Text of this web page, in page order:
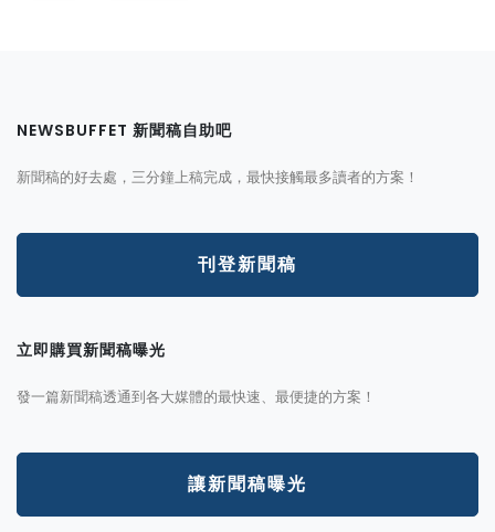
NEWSBUFFET 新聞稿自助吧
新聞稿的好去處，三分鐘上稿完成，最快接觸最多讀者的方案！
刊登新聞稿
立即購買新聞稿曝光
發一篇新聞稿透通到各大媒體的最快速、最便捷的方案！
讓新聞稿曝光